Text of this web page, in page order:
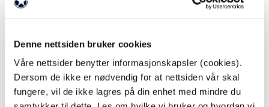
Denne nettsiden bruker cookies
Våre nettsider benytter informasjonskapsler (cookies).
Dersom de ikke er nødvendig for at nettsiden vår skal
fungere, vil de ikke lagres på din enhet med mindre du
Lars Remmemskal være medNorges U19-
sommerens EM i Romania. De møter England i
åpningskampen, og de to beste i gruppen går til
semifinale.